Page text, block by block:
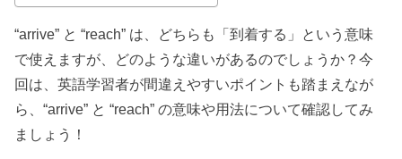
“arrive” と “reach” は、どちらも「到着する」という意味
で使えますが、どのような違いがあるのでしょうか？今
回は、英語学習者が間違えやすいポイントも踏まえなが
ら、“arrive” と “reach” の意味や用法について確認してみ
ましょう！